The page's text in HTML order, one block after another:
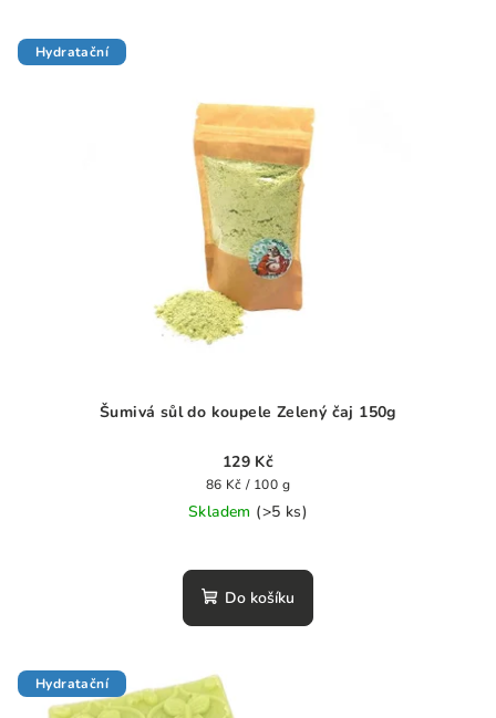
Hydratační
Šumivá sůl do koupele Zelený čaj 150g
129 Kč
Měrná
cena:
86 Kč / 100 g
Skladem (>5 ks)
Do košíku
Hydratační